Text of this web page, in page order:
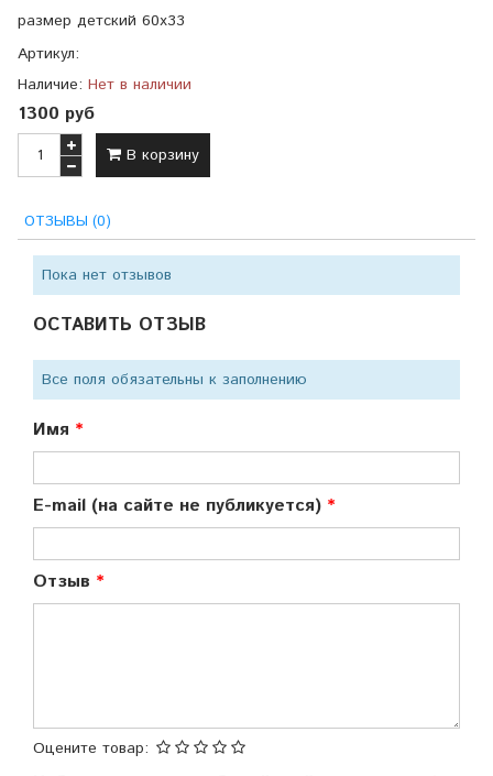
размер детский 60х33
Артикул:
Наличие: Нет в наличии
1300 руб
В корзину
ОТЗЫВЫ (0)
Пока нет отзывов
ОСТАВИТЬ ОТЗЫВ
Все поля обязательны к заполнению
Имя
E-mail (на сайте не публикуется)
Отзыв
Оцените товар: